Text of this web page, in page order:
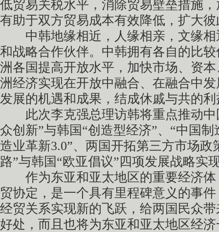
低贸易关税水平，消除贸易壁垒措施
有助于双方贸易成本有效降低，扩大
中韩地缘相近，人缘相亲，文缘相
和战略合作伙伴。中韩拥有各自的比
洲各国提高开放水平，加快市场、资
洲经济实现在开放中融合、在融合中
发展的机遇和成果，结成休戚与共的
此次李克强总理访韩将重点推动中
众创新”与韩国“创造型经济”、“中国制
造业革新3.0”、两国开拓第三方市场政
路”与韩国“欧亚倡议”四项发展战略实
作为东亚和亚太地区的重要经济体
贸协定，是一个具有里程碑意义的事
经贸关系实现新的飞跃，给两国民众
好处，而且也将为东亚和亚太地区经